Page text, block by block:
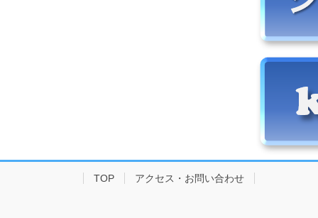
TOP アクセス・お問い合わせ